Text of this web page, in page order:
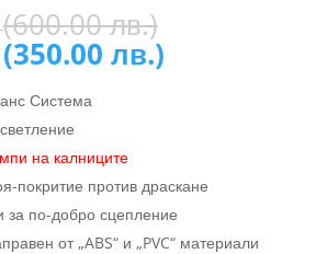
(600.00 лв.)
(350.00 лв.)Текущата
лв.).
Система
на калниците
покритие против драскане
за по-добро сцепление
от „ABS“ и „PVC“ материали